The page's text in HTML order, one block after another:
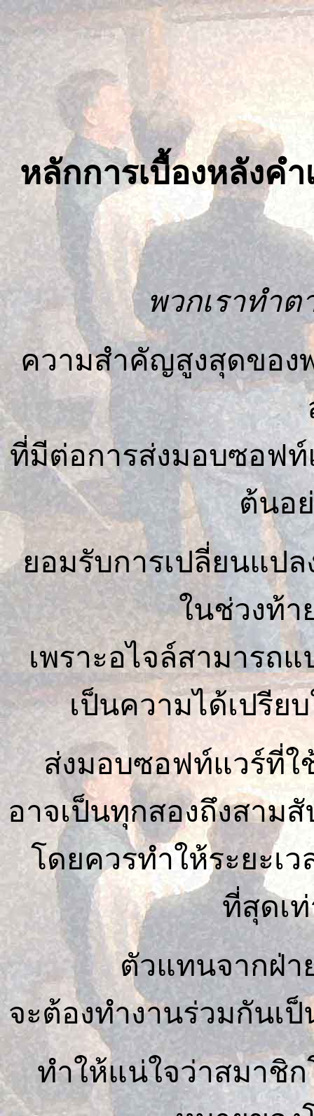
หลักการเบื้องหลังค
พวกเราทำ
ความสำคัญสูงสุดของ
ที่มีต่อการส่งมอบซอฟ
ต้นอ
ยอมรับการเปลี่ยนแป
ในช่วงท้
เพราะอไจล์สามารถ
เป็นความได้เปรีย
ส่งมอบซอฟท์แวร์ที่ใ
อาจเป็นทุกสองถึงสาม
โดยควรทำให้ระยะเ
ที่สุดเ
ตัวแทนจากฝ่
จะต้องทำงานร่วมกันเ
ทำให้แน่ใจว่าสมาชิก